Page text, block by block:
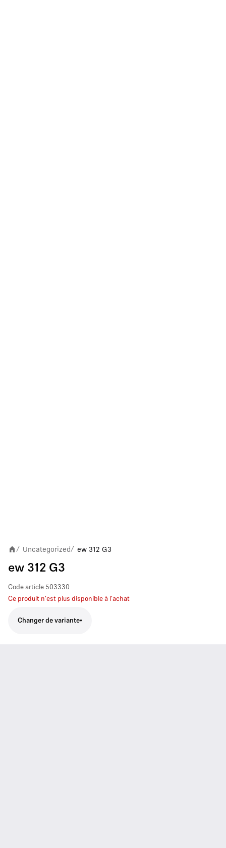
/ Uncategorized / ew 312 G3
ew 312 G3
Code article 503330
Ce produit n'est plus disponible à l'achat
Changer de variante